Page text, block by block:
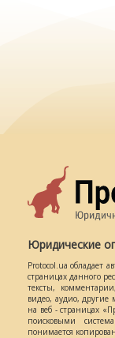
Юридические
Protocol.ua обладает
страницах данного
тексты,
видео, аудио,
на веб - страницах
поисковыми
понимается